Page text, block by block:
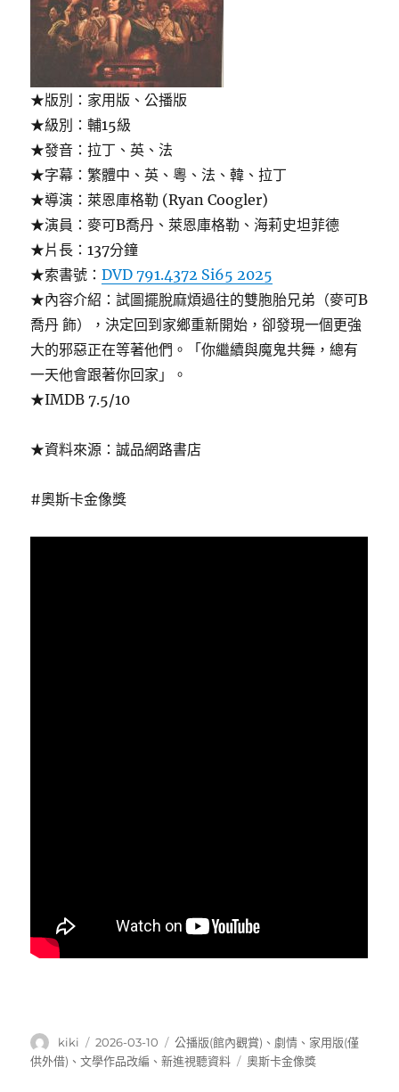
★版別：家用版、公播版
★級別：輔15級
★發音：拉丁、英、法
★字幕：繁體中、英、粵、法、韓、拉丁
★導演：萊恩庫格勒 (Ryan Coogler)
★演員：麥可B喬丹、萊恩庫格勒、海莉史坦菲德
★片長：137分鐘
★索書號：DVD 791.4372 Si65 2025
★內容介紹：試圖擺脫麻煩過往的雙胞胎兄弟（麥可B
喬丹 飾），決定回到家鄉重新開始，卻發現一個更強
大的邪惡正在等著他們。「你繼續與魔鬼共舞，總有
一天他會跟著你回家」。
★IMDB 7.5/10
★資料來源：誠品網路書店
#奧斯卡金像獎
作
者
kiki
發
佈
2026-03-10
分
類
公播版(館內觀賞) 、 劇情 、 家用版(僅
供外借) 、文學作品改編 、新進視聽資料
標
奧斯卡金像獎